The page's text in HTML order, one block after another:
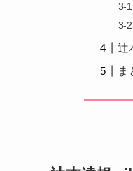
辻
ま